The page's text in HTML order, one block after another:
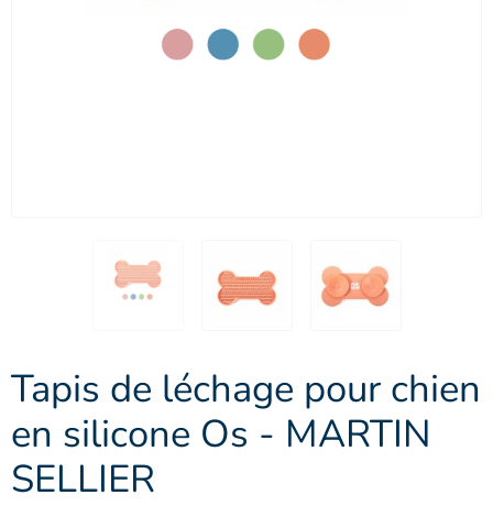
Tapis de léchage pour chien
en silicone Os - MARTIN
SELLIER